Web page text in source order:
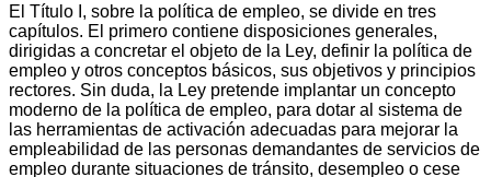
El Título I, sobre la política de empleo, se divide en tres
capítulos. El primero contiene disposiciones generales,
dirigidas a concretar el objeto de la Ley, definir la política de
empleo y otros conceptos básicos, sus objetivos y principios
rectores. Sin duda, la Ley pretende implantar un concepto
moderno de la política de empleo, para dotar al sistema de
las herramientas de activación adecuadas para mejorar la
empleabilidad de las personas demandantes de servicios de
empleo durante situaciones de tránsito, desempleo o cese